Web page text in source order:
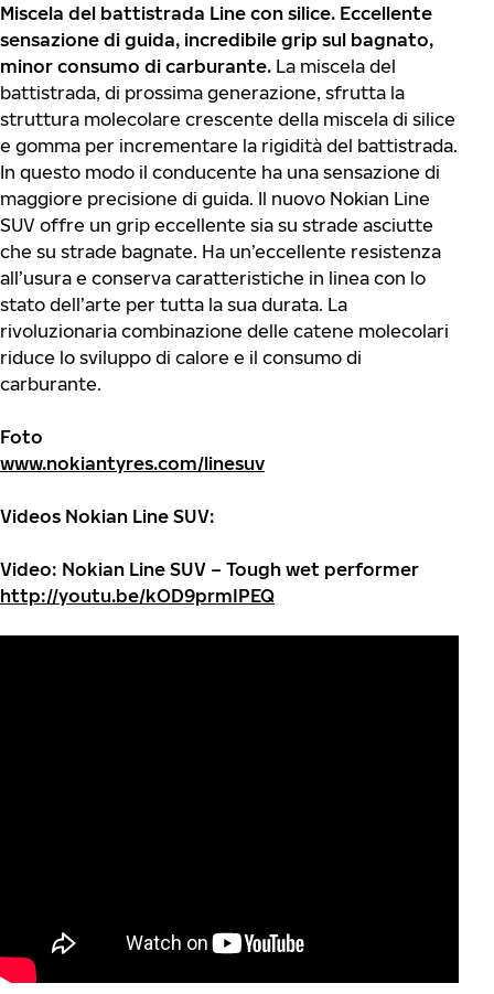
Miscela del battistrada Line con silice. Eccellente
sensazione di guida, incredibile grip sul bagnato,
minor consumo di carburante. La miscela del
battistrada, di prossima generazione, sfrutta la
struttura molecolare crescente della miscela di silice
e gomma per incrementare la rigidità del battistrada.
In questo modo il conducente ha una sensazione di
maggiore precisione di guida. Il nuovo Nokian Line
SUV offre un grip eccellente sia su strade asciutte
che su strade bagnate. Ha un’eccellente resistenza
all’usura e conserva caratteristiche in linea con lo
stato dell’arte per tutta la sua durata. La
rivoluzionaria combinazione delle catene molecolari
riduce lo sviluppo di calore e il consumo di
carburante.
Foto
www.nokiantyres.com/linesuv
Videos Nokian Line SUV:
Video: Nokian Line SUV – Tough wet performer
http://youtu.be/kOD9prmIPEQ